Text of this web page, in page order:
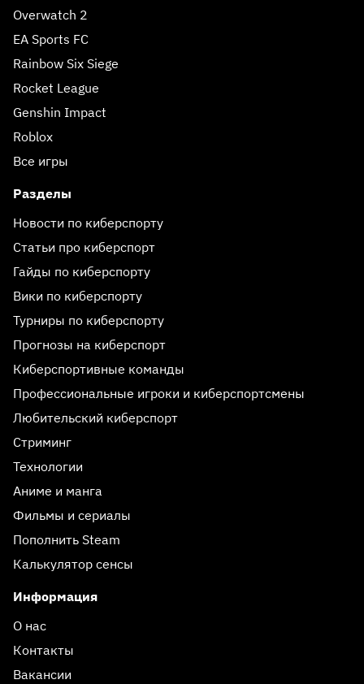
Overwatch 2
EA Sports FC
Rainbow Six Siege
Rocket League
Genshin Impact
Roblox
Все игры
Разделы
Новости по киберспорту
Статьи про киберспорт
Гайды по киберспорту
Вики по киберспорту
Турниры по киберспорту
Прогнозы на киберспорт
Киберспортивные команды
Профессиональные игроки и киберспортсмены
Любительский киберспорт
Стриминг
Технологии
Аниме и манга
Фильмы и сериалы
Пополнить Steam
Калькулятор сенсы
Информация
О нас
Контакты
Вакансии